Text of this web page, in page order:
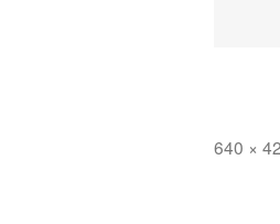
Полный
640 ×